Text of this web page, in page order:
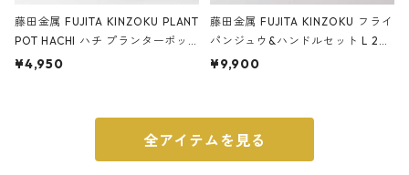
藤田金属 FUJITA KINZOKU PLANT
POT HACHI ハチ プランターポッ
ト 3号 ブラック
¥4,950
藤田金属 FUJITA KINZOKU フライ
パンジュウ&ハンドルセット L 24c
m ガス火・IH対応 鉄フライパン
¥9,900
全アイテムを見る